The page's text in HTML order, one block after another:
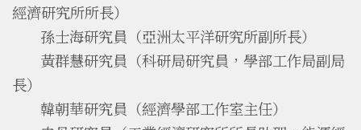
經濟研究所所長）
孫士海研究員（亞洲太平洋研究所副所長）
黃群慧研究員（科研局研究員，學部工作局副局
長）
韓朝華研究員（經濟學部工作室主任）